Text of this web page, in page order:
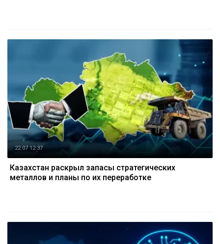
22.07 12:37
Казахстан раскрыл запасы стратегических
металлов и планы по их переработке